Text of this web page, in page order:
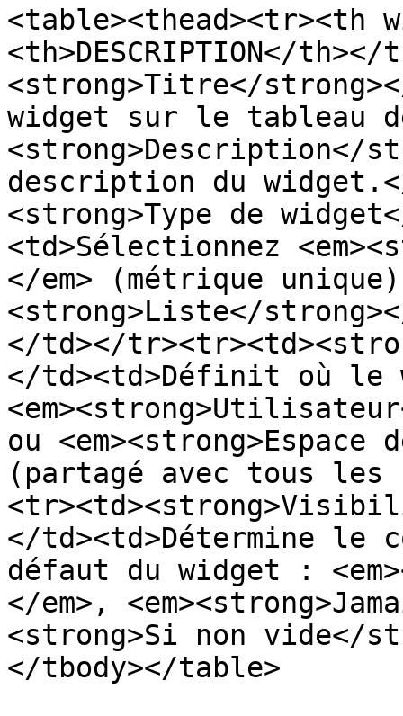
<table><thead><tr><th
<th>DESCRIPTION</
<strong>Titre</
widget sur le tableau
<strong>Description</
description du
<strong>Type de
<td>Sélectionnez
</em> (métrique unique)
<strong>Liste</
</td></
</td><td>Définit où
ou
(partagé avec tous
</td><td>Détermine le
défaut du widget :
</em>,
<strong>Si non vide</
</tbody></table>